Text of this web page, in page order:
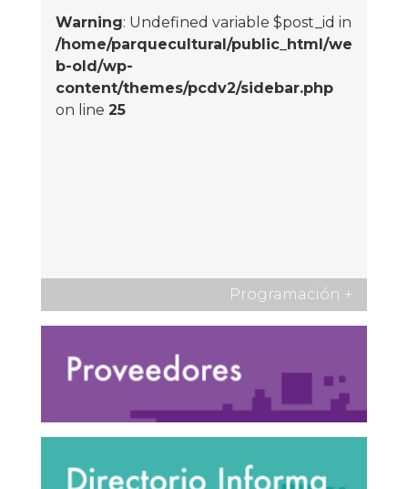
Warning: Undefined variable $post_id in
/home/parquecultural/public_html/we
b-old/wp-
content/themes/pcdv2/sidebar.php
on line 25
Programación +